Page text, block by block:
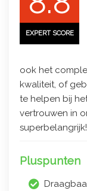
EXPERT SCORE
ook het
kwaliteit, of
te helpen bij
vertrouwen in
superbelangrijk!
Pluspunten